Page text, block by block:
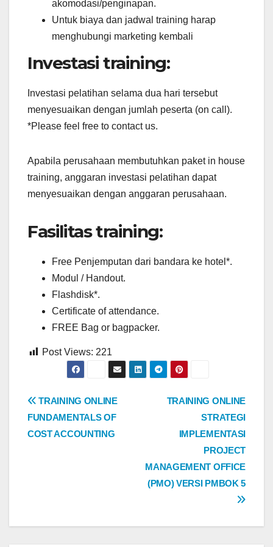
akomodasi/penginapan.
Untuk biaya dan jadwal training harap
menghubungi marketing kembali
Investasi training:
Investasi pelatihan selama dua hari tersebut
menyesuaikan dengan jumlah peserta (on call).
*Please feel free to contact us.
Apabila perusahaan membutuhkan paket in house
training, anggaran investasi pelatihan dapat
menyesuaikan dengan anggaran perusahaan.
Fasilitas training:
Free Penjemputan dari bandara ke hotel*.
Modul / Handout.
Flashdisk*.
Certificate of attendance.
FREE Bag or bagpacker.
Post Views: 221
Post
navigation
TRAINING ONLINE
STRATEGI
IMPLEMENTASI
PROJECT
MANAGEMENT OFFICE
(PMO) VERSI PMBOK 5
TRAINING ONLINE
FUNDAMENTALS OF
COST ACCOUNTING